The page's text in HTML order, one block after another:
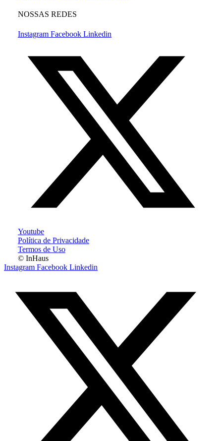
NOSSAS REDES
Instagram Facebook Linkedin
Youtube
Política de Privacidade
Termos de Uso
© InHaus
Instagram Facebook Linkedin